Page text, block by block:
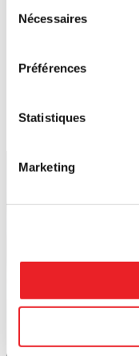
Nécessaires
Préférences
Statistiques
Marketing